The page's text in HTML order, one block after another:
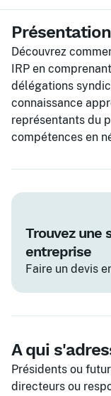
Découvrez
IRP en
délégations
connaissance
représentants du
compétences en
Trouvez une
entreprise
Faire un devis
A qui
Présidents ou
directeurs ou